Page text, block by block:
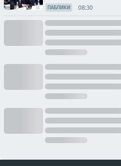
ПАБЛИКИ 08:30